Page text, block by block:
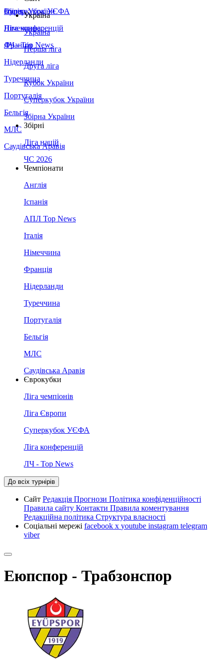
Збірна України
Італія
Німеччина
Франція
Нідерланди
Туреччина
Португалія
Бельгія
МЛС
Саудівська Аравія
Суперкубок УЄФА
Ліга конференцій
ЛЧ - Top News
Україна
Україна
Перша ліга
Друга ліга
Кубок України
Суперкубок України
Збірна України
Збірні
Ліга націй
ЧС 2026
Чемпіонати
Англія
Іспанія
АПЛ Top News
Італія
Німеччина
Франція
Нідерланди
Туреччина
Португалія
Бельгія
МЛС
Саудівська Аравія
Єврокубки
Ліга чемпіонів
Ліга Європи
Суперкубок УЄФА
Ліга конференцій
ЛЧ - Top News
До всіх турнірів
Сайт Редакція Прогнози Політика конфіденційності
Правила сайту Контакти Правила коментування
Редакційна політика Структура власності
Соціальні мережі facebook x youtube instagram telegram
viber
Еюпспор - Трабзонспор